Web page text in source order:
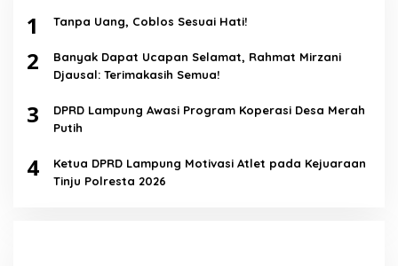
1 Tanpa Uang, Coblos Sesuai Hati!
2
Banyak Dapat Ucapan Selamat, Rahmat Mirzani
Djausal: Terimakasih Semua!
3
DPRD Lampung Awasi Program Koperasi Desa Merah
Putih
4
Ketua DPRD Lampung Motivasi Atlet pada Kejuaraan
Tinju Polresta 2026